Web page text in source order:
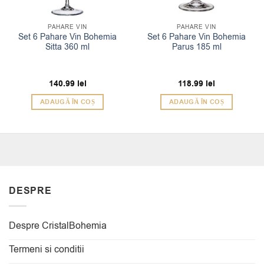
PAHARE VIN
Set 6 Pahare Vin Bohemia
Sitta 360 ml
140.99 lei
ADAUGĂ ÎN COȘ
PAHARE VIN
Set 6 Pahare Vin Bohemia
Parus 185 ml
118.99 lei
ADAUGĂ ÎN COȘ
DESPRE
Despre CristalBohemia
Termeni si conditii